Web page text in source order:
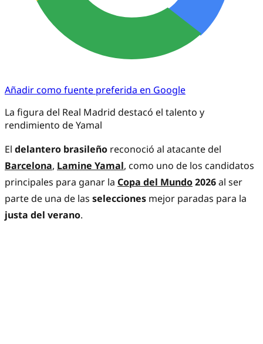
Añadir como fuente preferida en Google
La figura del Real Madrid destacó el talento y
rendimiento de Yamal
El delantero brasileño reconoció al atacante del
Barcelona, Lamine Yamal, como uno de los candidatos
principales para ganar la Copa del Mundo2026al ser
parte de una de las selecciones mejor paradas para la
justa del verano.